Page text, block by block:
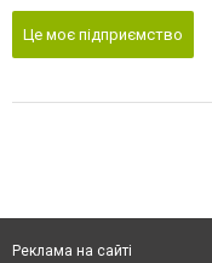
Це моє підприємство
Реклама на сайті